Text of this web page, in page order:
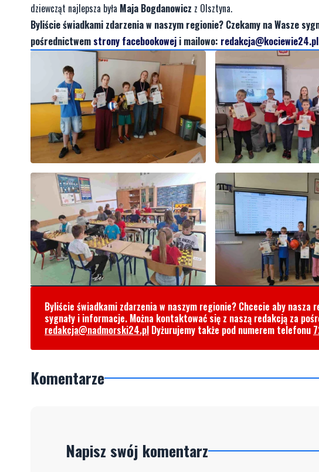
dziewcząt najlepsza była Maja Bogdanowicz z Olsztyna.
Byliście świadkami zdarzenia w naszym regionie? Czekamy na Wasze
pośrednictwem strony facebookowej i mailowo: redakcja@kociewie24.pl
Byliście świadkami zdarzenia w naszym regionie? Chcecie aby nasza
sygnały i informacje. Można kontaktować się z naszą redakcją za
redakcja@nadmorski24.pl Dyżurujemy także pod numerem telefonu
Komentarze
Napisz swój komentarz